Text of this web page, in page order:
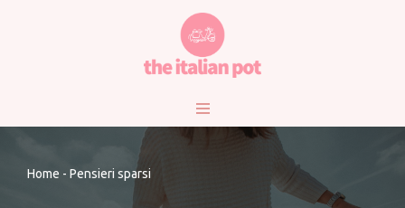
Home - Pensieri sparsi